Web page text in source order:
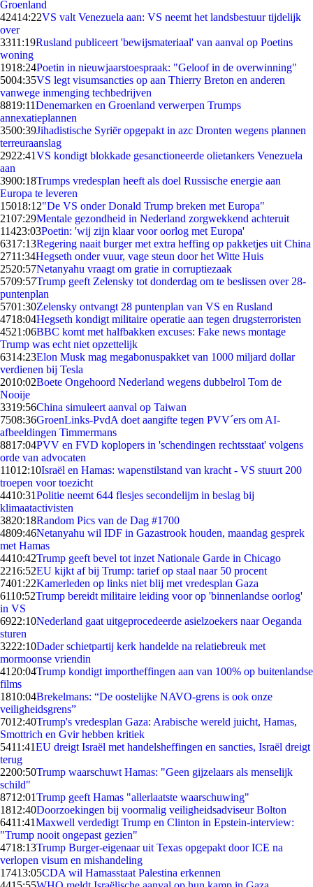
Groenland
42414:22VS valt Venezuela aan: VS neemt het landsbestuur tijdelijk
over
3311:19Rusland publiceert 'bewijsmateriaal' van aanval op Poetins
woning
1918:24Poetin in nieuwjaarstoespraak: "Geloof in de overwinning"
5004:35VS legt visumsancties op aan Thierry Breton en anderen
vanwege inmenging techbedrijven
8819:11Denemarken en Groenland verwerpen Trumps
annexatieplannen
3500:39Jihadistische Syriër opgepakt in azc Dronten wegens plannen
terreuraanslag
2922:41VS kondigt blokkade gesanctioneerde olietankers Venezuela
aan
3900:18Trumps vredesplan heeft als doel Russische energie aan
Europa te leveren
15018:12"De VS onder Donald Trump breken met Europa"
2107:29Mentale gezondheid in Nederland zorgwekkend achteruit
11423:03Poetin: 'wij zijn klaar voor oorlog met Europa'
6317:13Regering naait burger met extra heffing op pakketjes uit China
2711:34Hegseth onder vuur, vage steun door het Witte Huis
2520:57Netanyahu vraagt om gratie in corruptiezaak
5709:57Trump geeft Zelensky tot donderdag om te beslissen over 28-
puntenplan
5701:30Zelensky ontvangt 28 puntenplan van VS en Rusland
4718:04Hegseth kondigt militaire operatie aan tegen drugsterroristen
4521:06BBC komt met halfbakken excuses: Fake news montage
Trump was echt niet opzettelijk
6314:23Elon Musk mag megabonuspakket van 1000 miljard dollar
verdienen bij Tesla
2010:02Boete Ongehoord Nederland wegens dubbelrol Tom de
Nooije
3319:56China simuleert aanval op Taiwan
7508:36GroenLinks-PvdA doet aangifte tegen PVV´ers om AI-
afbeeldingen Timmermans
8817:04PVV en FVD koplopers in 'schendingen rechtsstaat' volgens
orde van advocaten
11012:10Israël en Hamas: wapenstilstand van kracht - VS stuurt 200
troepen voor toezicht
4410:31Politie neemt 644 flesjes secondelijm in beslag bij
klimaatactivisten
3820:18Random Pics van de Dag #1700
4809:46Netanyahu wil IDF in Gazastrook houden, maandag gesprek
met Hamas
4410:42Trump geeft bevel tot inzet Nationale Garde in Chicago
2216:52EU kijkt af bij Trump: tarief op staal naar 50 procent
7401:22Kamerleden op links niet blij met vredesplan Gaza
6110:52Trump bereidt militaire leiding voor op 'binnenlandse oorlog'
in VS
6922:10Nederland gaat uitgeprocedeerde asielzoekers naar Oeganda
sturen
3222:10Dader schietpartij kerk handelde na relatiebreuk met
mormoonse vriendin
41 20:04Trump kondigt importheffingen aan van 100% op buitenlandse
films
1810:04Brekelmans: “De oostelijke NAVO-grens is ook onze
veiligheidsgrens”
7012:40Trump's vredesplan Gaza: Arabische wereld juicht, Hamas,
Smottrich en Gvir hebben kritiek
5411:41EU dreigt Israël met handelsheffingen en sancties, Israël dreigt
terug
2200:50Trump waarschuwt Hamas: "Geen gijzelaars als menselijk
schild"
8712:01Trump geeft Hamas "allerlaatste waarschuwing"
1812:40Doorzoekingen bij voormalig veiligheidsadviseur Bolton
6411:41Maxwell verdedigt Trump en Clinton in Epstein-interview:
"Trump nooit ongepast gezien"
4718:13Trump Burger-eigenaar uit Texas opgepakt door ICE na
verlopen visum en mishandeling
17413:05CDA wil Hamasstaat Palestina erkennen